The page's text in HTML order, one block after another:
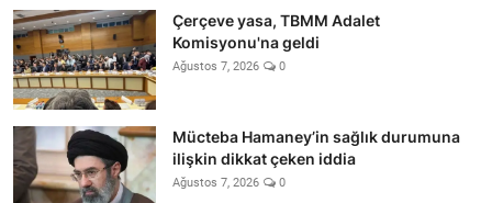
Çerçeve yasa, TBMM Adalet
Komisyonu'na geldi
Ağustos 7, 2026 0
Mücteba Hamaney’in sağlık durumuna
ilişkin dikkat çeken iddia
Ağustos 7, 2026 0